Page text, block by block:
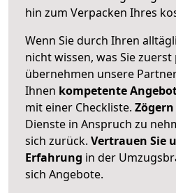
hin zum Verpacken Ihres
Wenn Sie durch Ihren
nicht wissen, was Sie
übernehmen unsere
Ihnen kompetente
mit einer Checkliste.
Dienste in Anspruch zu
sich zurück. Vertrauen Sie
Erfahrung in der
sich Angebote.